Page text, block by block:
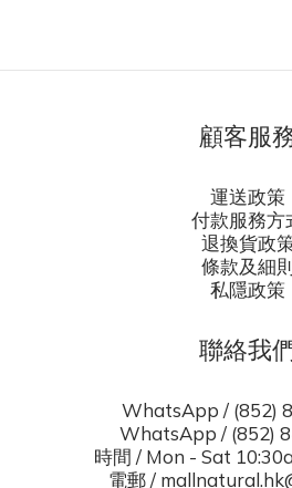
顧客服
運送政策
付款服務方
退換貨政
條款及細
私隱政策
聯絡我
WhatsApp / (852)
WhatsApp / (852)
時間 / Mon - Sat
電郵 /